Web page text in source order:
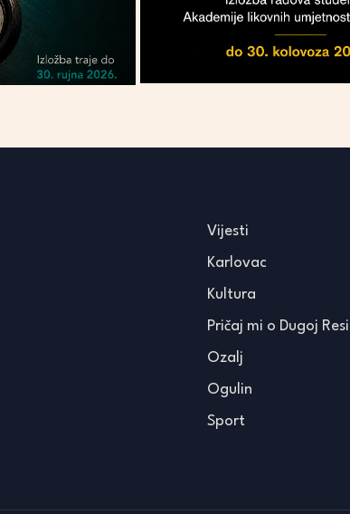
Vijesti
Karlovac
Kultura
Pričaj mi o Dugoj Resi
Ozalj
Ogulin
Sport